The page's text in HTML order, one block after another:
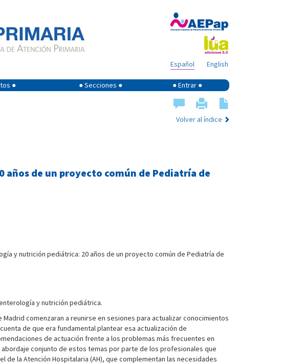
English
Español
● ● Secciones ● ● Entrar ●
Volver al índice
de un proyecto común de Pediatría de
y nutrición pediátrica: 20 años de un proyecto común de Pediatría de
y nutrición pediátrica.
comenzaran a reunirse en sesiones para actualizar conocimientos
de que era fundamental plantear esa actualización de
de actuación frente a los problemas más frecuentes en
conjunto de estos temas por parte de los profesionales que
de la Atención Hospitalaria (AH), que complementan las necesidades